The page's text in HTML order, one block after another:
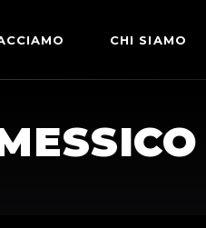
CHI SIAMO
TERMINI DI